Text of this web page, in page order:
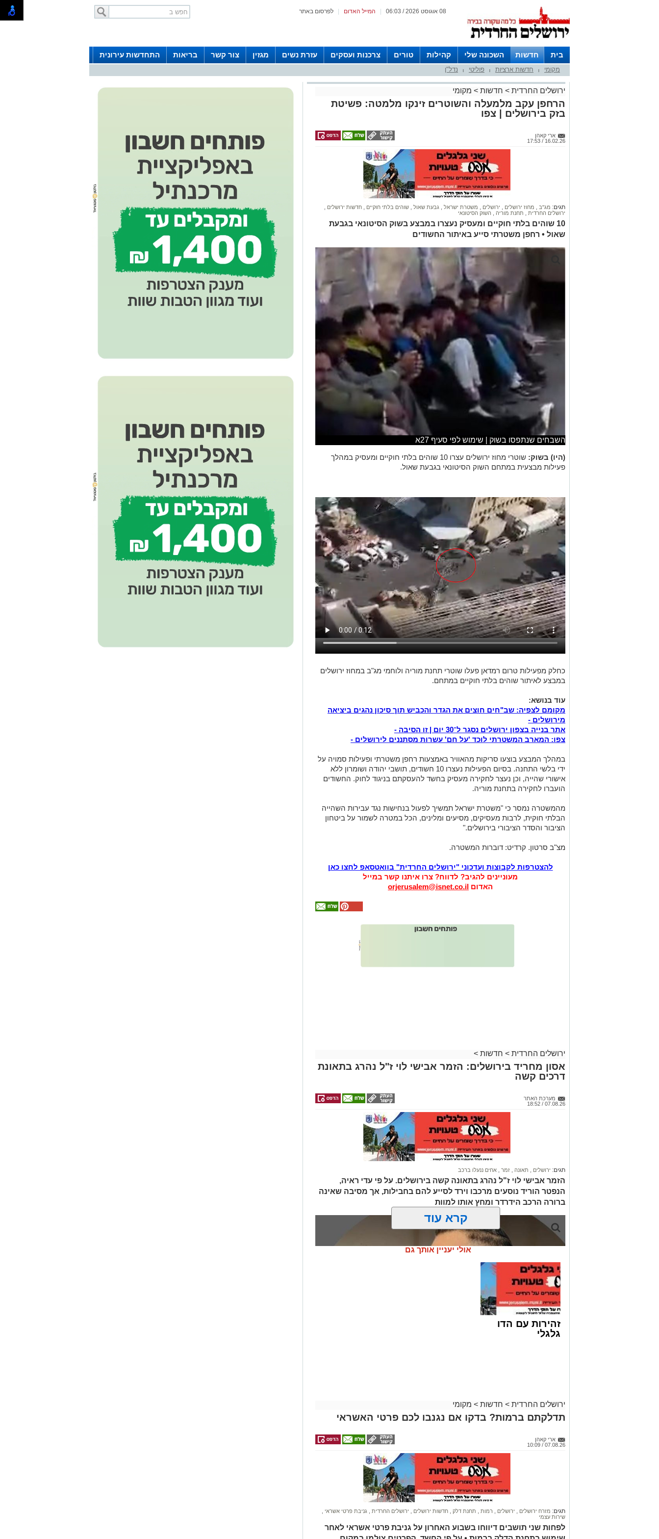
לפרסום באתר המייל האדום 08 אוגוסט 2026 / 06:03
בית חדשות השכונה שלי קהילות טורים צרכנות ועסקים עזרת נשים מגזין צור קשר בריאות
התחדשות עירונית
חצרות
מקומי חדשות ארציות פוליטי נדל"ן
ירושלים החרדית > חדשות > מקומי
הרחפן עקב מלמעלה והשוטרים זינקו מלמטה: פשיטת
בזק בירושלים | צפו
ארי קאהן
16.02.26 / 17:53
תגים: מג"ב מחוז ירושלים ירושלים משטרת ישראל גבעת שאול שוהים בלתי חוקיים חדשות ירושלים
ירושלים החרדית
תחנת מוריה השוק הסיטונאי
10 שוהים בלתי חוקיים ומעסיק נעצרו במבצע בשוק הסיטונאי בגבעת
שאול • רחפן משטרתי סייע באיתור החשודים
השבחים שנתפסו בשוק | שימוש לפי סעיף 27א
(היו) בשוק:
שוטרי מחוז ירושלים עצרו 10 שוהים בלתי חוקיים ומעסיק במהלך
פעילות מבצעית במתחם השוק הסיטונאי בגבעת שאול.
כחלק מפעילות טרום רמדאן פעלו שוטרי תחנת מוריה ולוחמי מג"ב במחוז ירושלים
במבצע לאיתור שוהים בלתי חוקיים במתחם.
עוד בנושא:
מקומם לצפיה: שב"חים חוצים את הגדר והכביש תוך סיכון נהגים ביציאה
מירושלים -
אתר בנייה בצפון ירושלים נסגר ל־30 יום | זו הסיבה -
צפו: המארב המשטרתי לוכד 'על חם' עשרות מסתננים לירושלים -
במהלך המבצע בוצעו סריקות מהאוויר באמצעות רחפן משטרתי ופעילות סמויה על
ידי בלשי התחנה. בסיום הפעילות נעצרו 10 חשודים, תושבי יהודה ושומרון ללא
אישורי שהייה, וכן נעצר לחקירה מעסיק בחשד להעסקתם בניגוד לחוק. החשודים
הועברו לחקירה בתחנת מוריה.
מהמשטרה נמסר כי "משטרת ישראל תמשיך לפעול בנחישות נגד עבירות השהייה
הבלתי חוקית, לרבות מעסיקים, מסיעים ומלינים, הכל במטרה לשמור על ביטחון
הציבור והסדר הציבורי בירושלים."
מצ"ב סרטון. קרדיט: דוברות המשטרה.
להצטרפות לקבוצות ועדכוני "ירושלים החרדית" בוואטסאפ לחצו כאן
מעוניינים להגיב? לדווח? צרו איתנו קשר במייל
האדום orjerusalem@isnet.co.il
ירושלים החרדית > חדשות >
אסון מחריד בירושלים: הזמר אבישי לוי ז"ל נהרג בתאונת
דרכים קשה
מערכת האתר
07.08.26 / 18:52
תגים: ירושלים תאונה זמר אחים ננעלו ברכב
הזמר אבישי לוי ז"ל נהרג בתאונה קשה בירושלים. על פי עדי ראיה,
הנפטר הוריד נוסעים מרכבו וירד לסייע להם בחבילות, אך מסיבה שאינה
ברורה הרכב הידרדר ומחץ אותו למוות
קבוצת זמן אמת
אסון בירושלים: הזמר אבישי לוי ז"ל משכונת רמת שלמה נהרג בתאונה קשה ברח'
על פי עדי ראיה, הנפטר הוריד נוסעים מרכבו וירד לסייע להם בחבילות, אך מסיבה
שאינה ברורה הרכב הידרדר ומחץ אותו למוות.
כוחות הצלה שהגיעו למקום מצאו אותו במצב אנוש והחלו לבצע עליו פעולות
החייאה. במקביל הוא פונה לבית החולים הדסה הר הצופים אולם חרף מאמצי
ההצלה ולדאבון לב המשפחה הוא נפטר.
הלווייתו תתקיים במוצאי שבת.
קרא עוד
אולי יעניין אותך גם
זהירות עם הדו
גלגלי
ירושלים החרדית > חדשות > מקומי
תדלקתם ברמות? בדקו אם נגנבו לכם פרטי האשראי
ארי קאהן
07.08.26 / 10:09
תגים: מזרח ירושלים ירושלים רמות תחנת דלק חדשות ירושלים ירושלים החרדית גניבת פרטי אשראי
שירות עצמי
לפחות שני תושבים דיווחו בשבוע האחרון על גניבת פרטי אשראי לאחר